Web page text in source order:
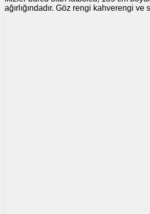
ağırlığındadır. Göz rengi kahverengi ve